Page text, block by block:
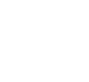
provincia